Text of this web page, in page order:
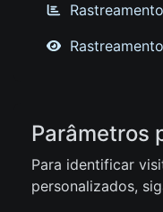
Parâmetros
Para identificar
personalizados,